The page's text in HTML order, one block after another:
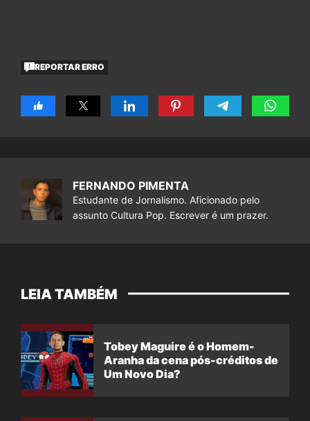
REPORTAR ERRO
FERNANDO PIMENTA
Estudante de Jornalismo. Aficionado pelo
assunto Cultura Pop. Escrever é um prazer.
LEIA TAMBÉM
Tobey Maguire é o Homem-
Aranha da cena pós-créditos de
Um Novo Dia?